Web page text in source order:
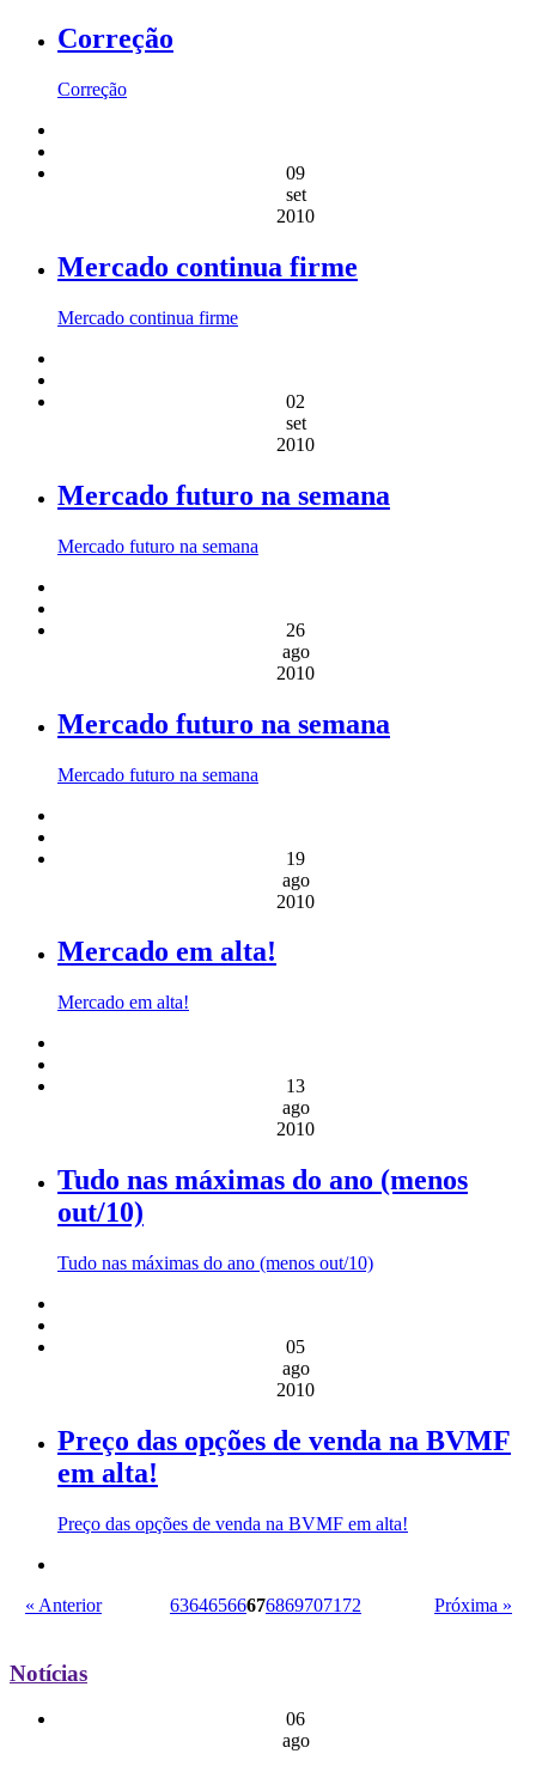
Correção
Correção
09
set
2010
Mercado continua firme
Mercado continua firme
02
set
2010
Mercado futuro na semana
Mercado futuro na semana
26
ago
2010
Mercado futuro na semana
Mercado futuro na semana
19
ago
2010
Mercado em alta!
Mercado em alta!
13
ago
2010
Tudo nas máximas do ano (menos
out/10)
Tudo nas máximas do ano (menos out/10)
05
ago
2010
Preço das opções de venda na BVMF
em alta!
Preço das opções de venda na BVMF em alta!
« Anterior 636465666768697071 72 Próxima »
Notícias
06
ago